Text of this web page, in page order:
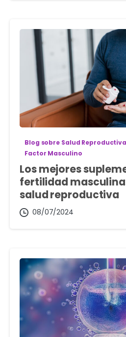
Blog sobre Salud Reproductiva
Factor Masculino
Los mejores
fertilidad
salud reproductiva
08/07/2024